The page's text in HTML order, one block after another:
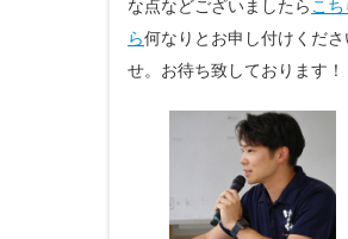
な点などございましたら こ
ら何なりとお申し付けくださ
せ。お待ち致しております！